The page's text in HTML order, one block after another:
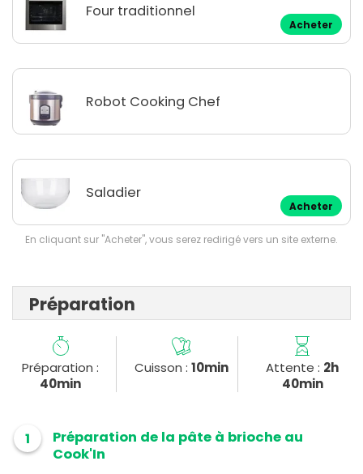
Four traditionnel
Acheter
Robot Cooking Chef
Saladier
Acheter
En cliquant sur "Acheter", vous serez redirigé vers un site externe.
Préparation
Préparation :
40min
Cuisson : 10min Attente : 2h
40min
1
Préparation de la pâte à brioche au
Cook'In